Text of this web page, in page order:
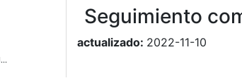
Seguimiento
actualizado: 2022-11-10